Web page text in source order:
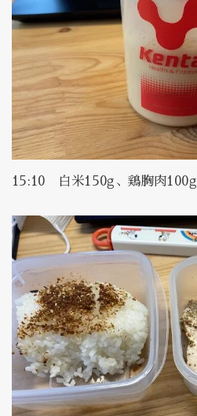
15:10 白米150g、鶏胸肉100g